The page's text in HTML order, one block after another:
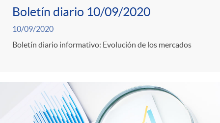
Boletín diario 10/09/2020
10/09/2020
Boletín diario informativo: Evolución de los mercados